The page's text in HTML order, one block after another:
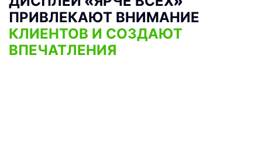
ПРИВЛЕКАЮТ ВНИМАНИЕ
КЛИЕНТОВ И СОЗДАЮТ
ВПЕЧАТЛЕНИЯ